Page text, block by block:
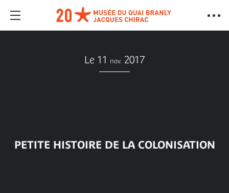
Le 11 nov. 2017
PETITE HISTOIRE DE LA COLONISATION